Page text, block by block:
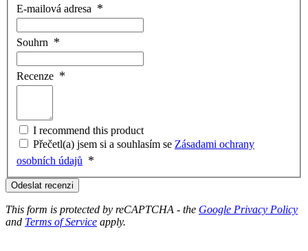
E-mailová adresa
Souhrn
Recenze
I recommend this product
Přečetl(a) jsem si a souhlasím se Zásadami ochrany
osobních údajů
Odeslat recenzi
This form is protected by reCAPTCHA - the Google Privacy Policy
and Terms of Service apply.